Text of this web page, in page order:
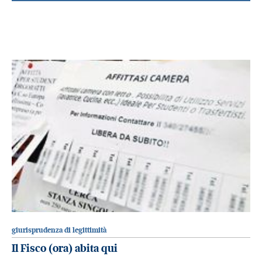
giurisprudenza di legittimità
Il Fisco (ora) abita qui